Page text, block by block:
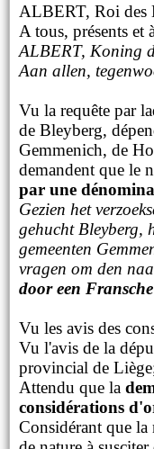
ALBERT, Roi des
A tous, présents
ALBERT, Koning
Aan allen,
Vu la requête par
de Bleyberg,
Gemmenich, de
demandent que le
par une
Gezien het
gehucht Bleyberg,
gemeenten
vragen om den
door een
Vu les avis des
Vu l'avis de la
provincial de
Attendu que la
considérations
Considérant que la